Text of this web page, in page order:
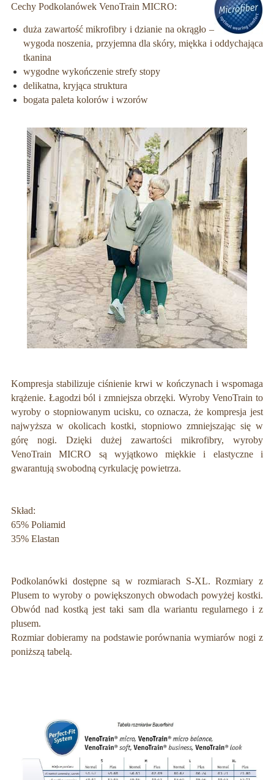
Cechy Podkolanówek VenoTrain MICRO:
duża zawartość mikrofibry i dzianie na okrągło –
wygoda noszenia, przyjemna dla skóry, miękka i oddychająca
tkanina
wygodne wykończenie strefy stopy
delikatna, kryjąca struktura
bogata paleta kolorów i wzorów
Kompresja stabilizuje ciśnienie krwi w kończynach i wspomaga
krążenie. Łagodzi ból i zmniejsza obrzęki. Wyroby VenoTrain to
wyroby o stopniowanym ucisku, co oznacza, że kompresja jest
najwyższa w okolicach kostki, stopniowo zmniejszając się w
górę nogi. Dzięki dużej zawartości mikrofibry, wyroby
VenoTrain MICRO są wyjątkowo miękkie i elastyczne i
gwarantują swobodną cyrkulację powietrza.
Skład:
65% Poliamid
35% Elastan
Podkolanówki dostępne są w rozmiarach S-XL. Rozmiary z
Plusem to wyroby o powiększonych obwodach powyżej kostki.
Obwód nad kostką jest taki sam dla wariantu regularnego i z
plusem.
Rozmiar dobieramy na podstawie porównania wymiarów nogi z
poniższą tabelą.